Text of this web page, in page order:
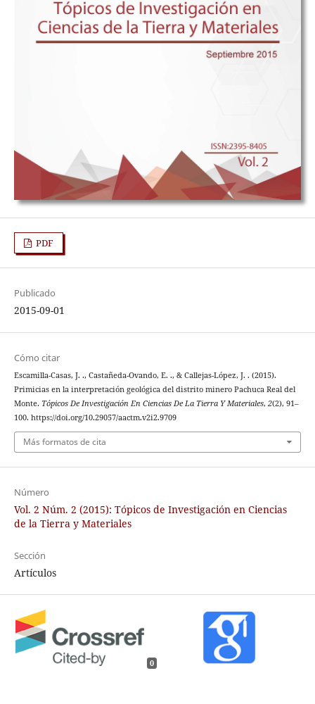
PDF
Publicado
2015-09-01
Cómo citar
Escamilla-Casas, J. ., Castañeda-Ovando, E. ., & Callejas-López, J. . (2015).
Primicias en la interpretación geológica del distrito minero Pachuca Real del
Monte. Tópicos De Investigación En Ciencias De La Tierra Y Materiales, 2(2), 91–
100. https://doi.org/10.29057/aactm.v2i2.9709
Más formatos de cita
Número
Vol. 2 Núm. 2 (2015): Tópicos de Investigación en Ciencias
de la Tierra y Materiales
Sección
Artículos
0